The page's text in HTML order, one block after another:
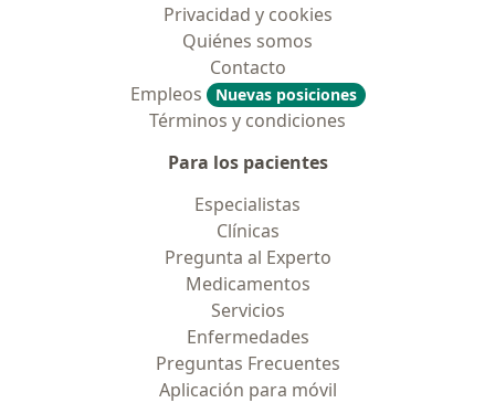
Privacidad y cookies
Quiénes somos
Contacto
Empleos
Nuevas posiciones
Términos y condiciones
Para los pacientes
Especialistas
Clínicas
Pregunta al Experto
Medicamentos
Servicios
Enfermedades
Preguntas Frecuentes
Aplicación para móvil